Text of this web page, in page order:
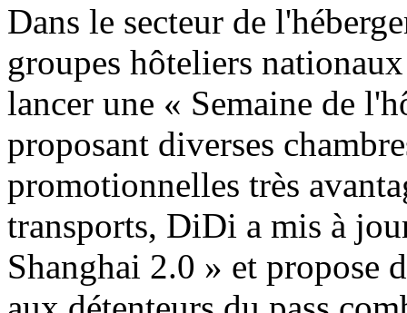
Dans le secteur de
groupes hôteliers
lancer une « Semaine de
proposant diverses
promotionnelles très
transports, DiDi a mis à
Shanghai 2.0 » et propose